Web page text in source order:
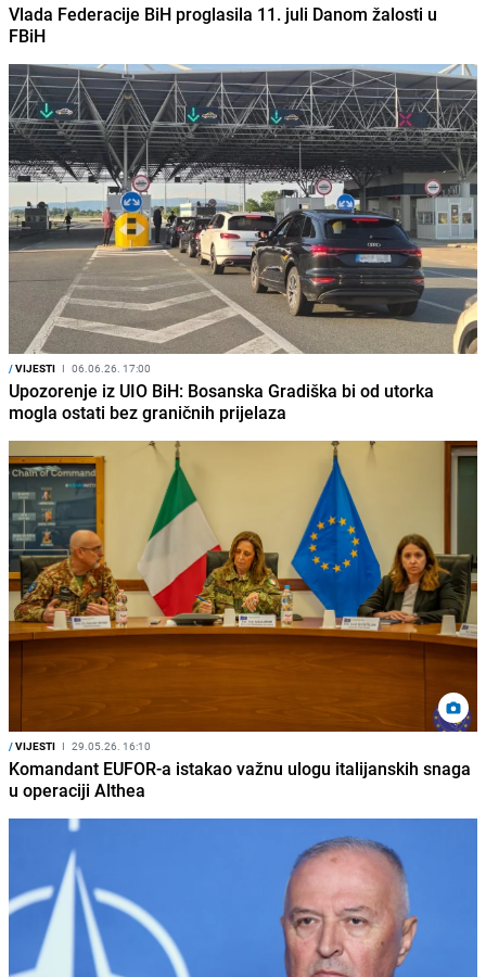
Vlada Federacije BiH proglasila 11. juli Danom žalosti u
FBiH
/VIJESTI I 06.06.26. 17:00
Upozorenje iz UIO BiH: Bosanska Gradiška bi od utorka
mogla ostati bez graničnih prijelaza
/VIJESTI I 29.05.26. 16:10
Komandant EUFOR-a istakao važnu ulogu italijanskih snaga
u operaciji Althea